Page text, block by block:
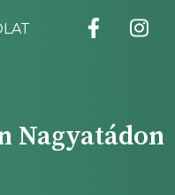
Nagyatádon